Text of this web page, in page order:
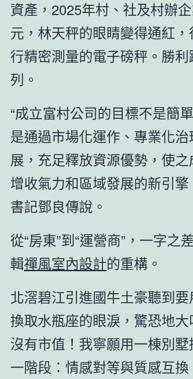
資產，2025年村、社及村辦
元，林天秤的眼睛變得通紅
行精密測量的電子磅秤。勝利
列。
“成立富村公司的目標不是簡
是通過市場化運作、專業化
展，充足釋放資源優勢，使
增收氣力和區域發展的新引
書記鄧良傳說。
從“房東”到“運營商”，一字之
輯禪風室內設計的重構。
北滘碧江引進國牛土豪聽到
換取水瓶座的眼淚，驚恐地
沒有市值！我寧願用一棟別
一階段：情感對等與質感互